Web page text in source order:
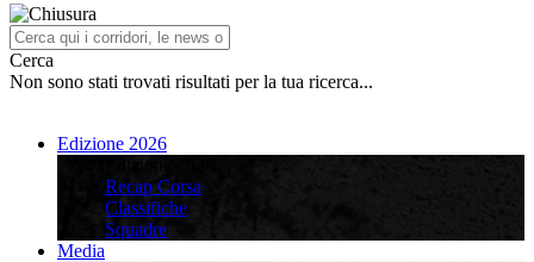
Cerca
Non sono stati trovati risultati per la tua ricerca...
Edizione 2026
Recap Corsa
Classifiche
Squadre
Media